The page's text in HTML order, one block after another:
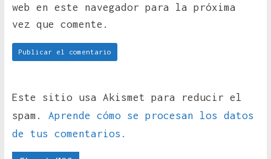
web en este navegador para la próxima
vez que comente.
Este sitio usa Akismet para reducir el
spam. Aprende cómo se procesan los datos
de tus comentarios.